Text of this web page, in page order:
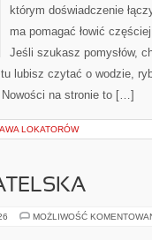
którym doświadczenie
ma pomagać łowić
Jeśli szukasz pomysłów,
lubisz czytać o wodzie,
na stronie to […]
LOKATORÓW
MOŻLIWOŚĆ